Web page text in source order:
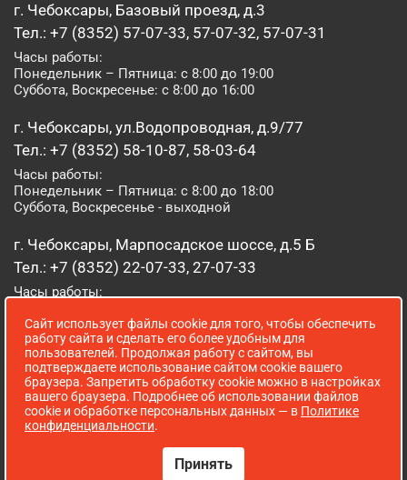
г. Чебоксары, Базовый проезд, д.3
Тел.: +7 (8352) 57-07-33, 57-07-32, 57-07-31
Часы работы:
Понедельник – Пятница: с 8:00 до 19:00
Суббота, Воскресенье: с 8:00 до 16:00
г. Чебоксары, ул.Водопроводная, д.9/77
Тел.: +7 (8352) 58-10-87, 58-03-64
Часы работы:
Понедельник – Пятница: с 8:00 до 18:00
Суббота, Воскресенье - выходной
г. Чебоксары, Марпосадское шоссе, д.5 Б
Тел.: +7 (8352) 22-07-33, 27-07-33
Часы работы:
Суббота, Воскресенье: с 8:00 до 16:00
г. Йошкар-Ола, ул. Луначарского, д. 52 А
Тел.: (8362) 41-07-31
Часы работы:
Понедельник – Пятница: с 8:00 до 18:00
Сайт использует файлы cookie для того, чтобы обеспечить
работу сайта и сделать его более удобным для
пользователей. Продолжая работу с сайтом, вы
подтверждаете использование сайтом cookie вашего
браузера. Запретить обработку cookie можно в настройках
вашего браузера. Подробнее об использовании файлов
cookie и обработке персональных данных — в Политике
конфиденциальности.
Принять